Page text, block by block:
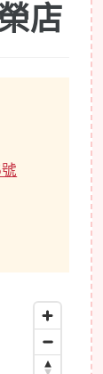
店